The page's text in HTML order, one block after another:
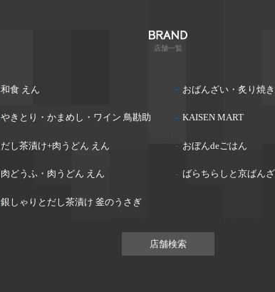
店舗一覧
和食 えん おばんざい・炙り焼
やきとり・かまめし・ワイン 鳥勘助 KAISEN MART
だし茶漬け+肉うどん えん おぼんdeごはん
肉どうふ・肉うどん えん ばらちらしと京ばん
銀しゃりとだし茶漬け 釜のうさぎ
店舗検索